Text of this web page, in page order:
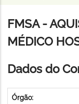
navegação
FMSA -
MÉDICO
Dados do
Órgão: